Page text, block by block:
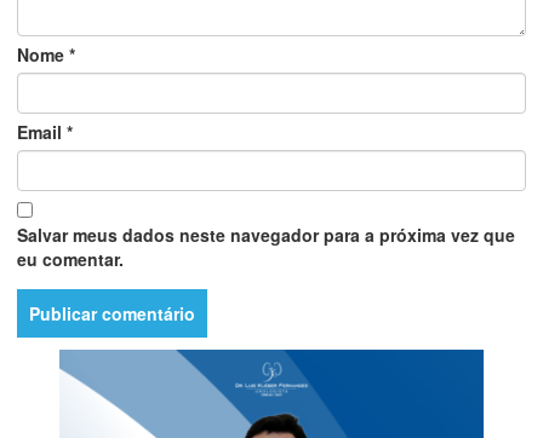
Nome *
Email *
Salvar meus dados neste navegador para a próxima vez que
eu comentar.